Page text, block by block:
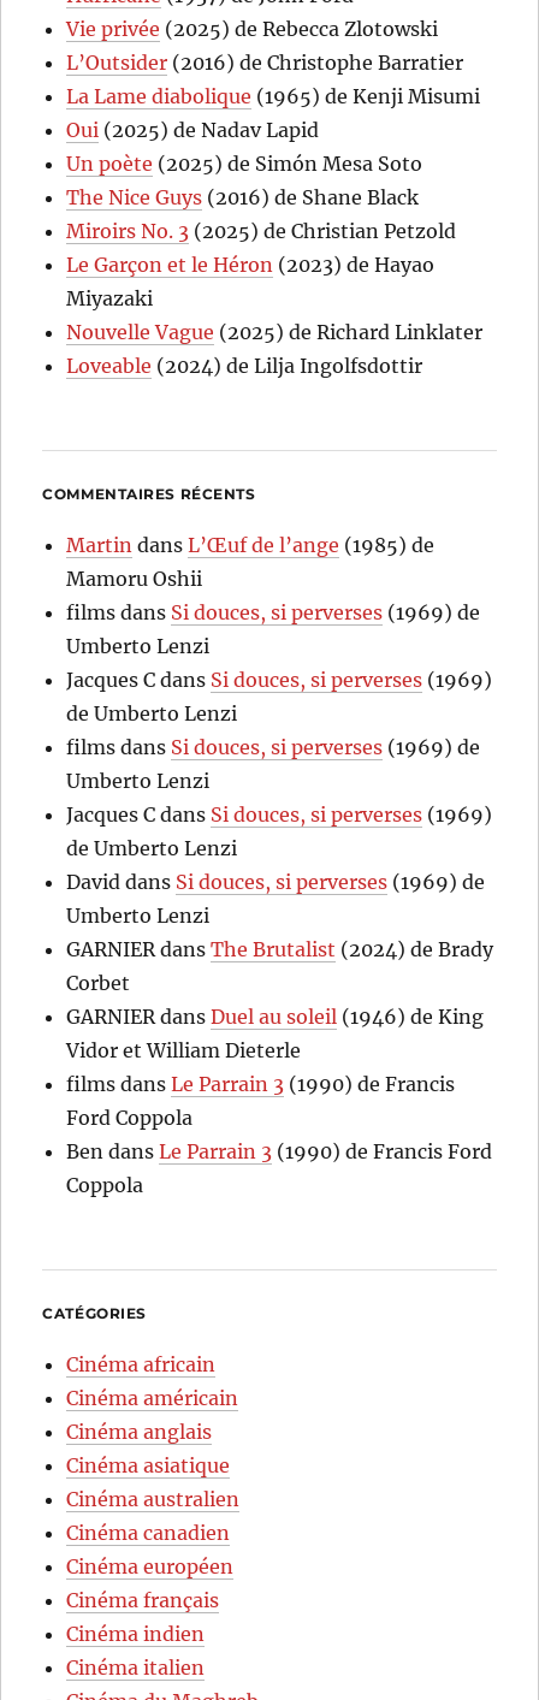
Vie privée (2025) de Rebecca Zlotowski
L’Outsider (2016) de Christophe Barratier
La Lame diabolique (1965) de Kenji Misumi
Oui (2025) de Nadav Lapid
Un poète (2025) de Simón Mesa Soto
The Nice Guys (2016) de Shane Black
Miroirs No. 3 (2025) de Christian Petzold
Le Garçon et le Héron (2023) de Hayao
Miyazaki
Nouvelle Vague (2025) de Richard Linklater
Loveable (2024) de Lilja Ingolfsdottir
COMMENTAIRES RÉCENTS
Martin dansL’Œuf de l’ange (1985) de
Mamoru Oshii
films dans Si douces, si perverses (1969) de
Umberto Lenzi
Jacques C dans Si douces, si perverses (1969)
de Umberto Lenzi
films dans Si douces, si perverses (1969) de
Umberto Lenzi
Jacques C dans Si douces, si perverses (1969)
de Umberto Lenzi
David dans Si douces, si perverses (1969) de
Umberto Lenzi
GARNIERdansThe Brutalist (2024) de Brady
Corbet
GARNIERdansDuel au soleil (1946) de King
Vidor et William Dieterle
films dansLe Parrain 3 (1990) de Francis
Ford Coppola
Ben dansLe Parrain 3 (1990) de Francis Ford
Coppola
CATÉGORIES
Cinéma africain
Cinéma américain
Cinéma anglais
Cinéma asiatique
Cinéma australien
Cinéma canadien
Cinéma européen
Cinéma français
Cinéma indien
Cinéma italien